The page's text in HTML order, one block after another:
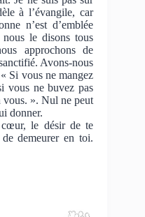
à l’évangile, car
n’est d’emblée
le disons tous
approchons de
Avons-nous
Si vous ne mangez
vous ne buvez pas
vous. ». Nul ne peut
donner.
cœur, le désir de te
demeurer en toi.